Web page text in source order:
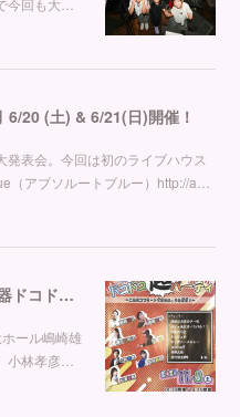
今回も大…
20 (土) & 6/21(日)開催！
表会。今回は初のライブハウス
（アブソルートブルー）http://a…
松葉侑 (Drums)講師 出演 !! 打楽器ドコドコ超パーティ♫
ール嶋崎雄
林孝彦…